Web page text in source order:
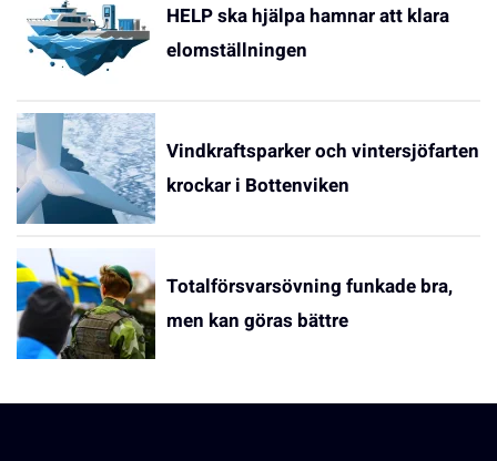
HELP ska hjälpa hamnar att klara
elomställningen
Vindkraftsparker och vintersjöfarten
krockar i Bottenviken
Totalförsvarsövning funkade bra,
men kan göras bättre